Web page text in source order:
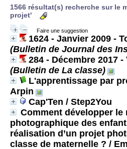
1566 résultat(s) recherche sur le
projet'
Faire une suggestion
1624 - Janvier 2009 -
(Bulletin de Journal des
284 - Décembre 2017
(Bulletin de La classe)
L'apprentissage par
Arpin
Cap'Ten / Step2You
Comment développer le
photographique des
réalisation d’un projet
classe de maternelle ? /